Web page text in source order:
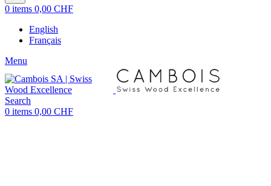
0 items 0,00 CHF
English
Français
Menu
Search
0 items 0,00 CHF